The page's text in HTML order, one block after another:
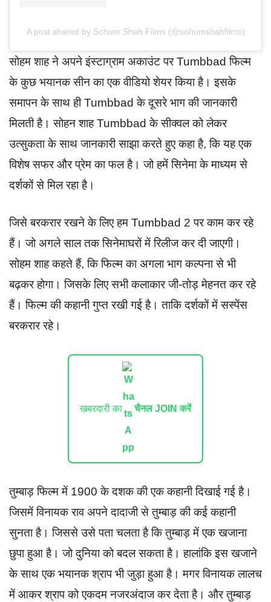
A post shared by Sohum Shah Films (@sohumshahfilms)
सोहम शाह ने अपने इंस्टाग्राम अकाउंट पर Tumbbad फिल्म
के कुछ भयानक सीन का एक वीडियो शेयर किया है। इसके
समापन के साथ ही Tumbbad के दूसरे भाग की जानकारी
मिलती है। सोहन शाह Tumbbad के सीक्वल को लेकर
उत्सुकता के साथ जानकारी साझा करते हुए कहा है, कि यह एक
विशेष सफर और प्रेम का फल है। जो हमें सिनेमा के माध्यम से
दर्शकों से मिल रहा है।
जिसे बरकरार रखने के लिए हम Tumbbad 2 पर काम कर रहे
हैं। जो अगले साल तक सिनेमाघरों में रिलीज कर दी जाएगी।
सोहम शाह कहते हैं, कि फिल्म का अगला भाग कल्पना से भी
बढ़कर होगा। जिसके लिए सभी कलाकार जी-तोड़ मेहनत कर रहे
हैं। फिल्म की कहानी गुप्त रखी गई है। ताकि दर्शकों में सस्पेंस
बरकरार रहे।
खबरदारी का चैनल JOIN करें
तुम्बाड़ फिल्म में 1900 के दशक की एक कहानी दिखाई गई है।
जिसमें विनायक राव अपने दादाजी से तुम्बाड़ की कई कहानी
सुनता है। जिससे उसे पता चलता है कि तुम्बाड़ में एक खजाना
छुपा हुआ है। जो दुनिया को बदल सकता है। हालांकि इस खजाने
के साथ एक भयानक श्राप भी जुड़ा हुआ है। मगर विनायक लालच
में आकर श्राप को एकदम नजरअंदाज कर देता है। और तुम्बाड़